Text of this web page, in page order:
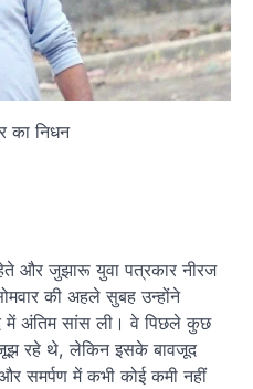
का निधन
और जुझारू युवा पत्रकार नीरज
की अहले सुबह उन्होंने
में अंतिम सांस ली। वे पिछले कुछ
जूझ रहे थे, लेकिन इसके बावजूद
समर्पण में कभी कोई कमी नहीं